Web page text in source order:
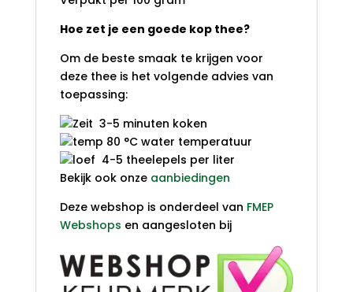
Hoe zet je een goede kop thee?
Om de beste smaak te krijgen voor
deze thee is het volgende advies van
toepassing:
3-5 minuten koken
80 °C water temperatuur
4-5 theelepels per liter
Bekijk ook onze aanbiedingen
Deze webshop is onderdeel van FMEP
Webshops en aangesloten bij